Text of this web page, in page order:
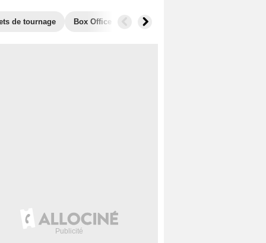
de tournage Box Office Films similaires